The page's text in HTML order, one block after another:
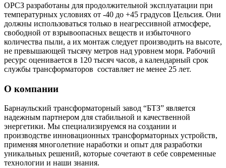
OPCЗ разработаны для продолжительной эксплуатации при
температурных условиях от -40 до +45 градусов Цельсия. Они
должны использоваться только в неагрессивной атмосфере,
свободной от взрывоопасных веществ и избыточного
количества пыли, а их монтаж следует производить на высоте,
не превышающей тысячу метров над уровнем моря. Рабочий
ресурс оценивается в 120 тысяч часов, а календарный срок
службы трансформаторов составляет не менее 25 лет.
О компании
Барнаульский трансформаторный завод “БТЗ” является
надежным партнером для стабильной и качественной
энергетики. Мы специализируемся на создании и
производстве инновационных трансформаторных устройств,
применяя многолетние наработки и опыт для разработки
уникальных решений, которые сочетают в себе современные
технологии и наши знания.